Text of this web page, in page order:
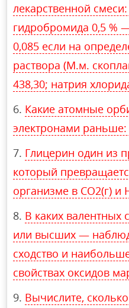
лекарcтвенной
гидробромида 0,5 %
0,085 если на
раствора (М.м.
438,30; натрия
Какие атомные
электронами
Глицерин один из
который
организме в CO2(г) и
В каких
или высших —
сходство и
свойствах оксидов
Вычислите,